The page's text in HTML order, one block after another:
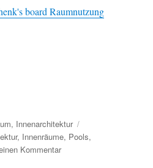
board Raumnutzung
, Innenarchitektur
, Innenräume, Pools,
Kommentarzu